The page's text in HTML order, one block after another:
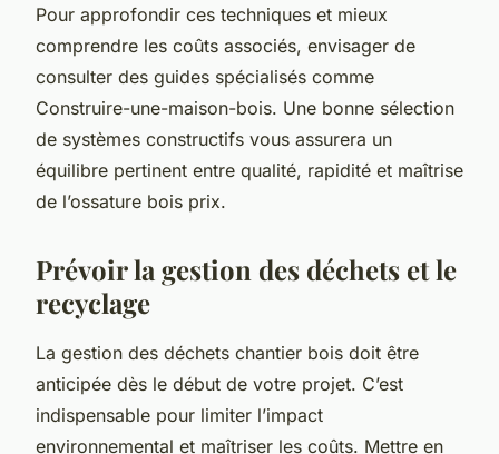
Pour approfondir ces techniques et mieux
comprendre les coûts associés, envisager de
consulter des guides spécialisés comme
Construire-une-maison-bois. Une bonne sélection
de systèmes constructifs vous assurera un
équilibre pertinent entre qualité, rapidité et maîtrise
de l’ossature bois prix.
Prévoir la gestion des déchets et le
recyclage
La gestion des déchets chantier bois doit être
anticipée dès le début de votre projet. C’est
indispensable pour limiter l’impact
environnemental et maîtriser les coûts. Mettre en